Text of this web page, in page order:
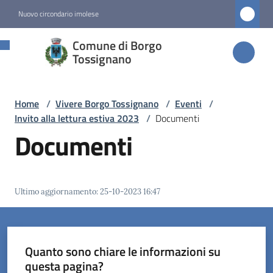
Nuovo circondario imolese
Comune di Borgo
Tossignano
Comune di
Borgo
Servizi
Vivere
Borgo
Tossignano
Home / Vivere Borgo Tossignano / Eventi /
Invito alla lettura estiva 2023 / Documenti
Documenti
Ultimo aggiornamento:25-10-2023 16:47
Quanto sono chiare le informazioni su
questa pagina?